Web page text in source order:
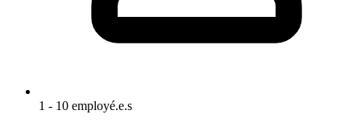
1 - 10 employé.e.s